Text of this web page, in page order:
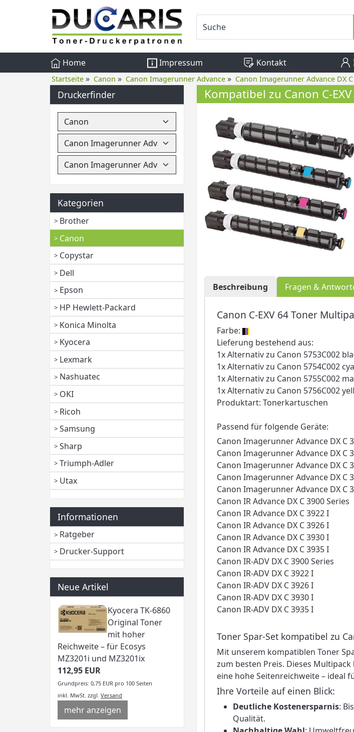
Home Impressum Kontakt
Startseite » Canon » Canon Imagerunner Advance » Canon Imagerunner Advance DX
Druckerfinder
Kategorien
Brother
Canon
Copystar
Dell
Epson
HP Hewlett-Packard
Konica Minolta
Kyocera
Lexmark
Nashuatec
OKI
Ricoh
Samsung
Sharp
Triumph-Adler
Utax
Informationen
Ratgeber
Drucker-Support
Neue Artikel
Kyocera TK-6860
Original Toner
mit hoher
Reichweite – für Ecosys
MZ3201i und MZ3201ix
112,95 EUR
Grundpreis: 0,75 EUR pro 100 Seiten
inkl. MwSt. zzgl. Versand
mehr anzeigen
Kompatibel zu Canon C-
Beschreibung Fragen &
Canon C-EXV 64 Toner
Farbe:
Lieferung bestehend aus:
1x Alternativ zu Canon 5753C002
1x Alternativ zu Canon 5754C002
1x Alternativ zu Canon 5755C002
1x Alternativ zu Canon 5756C002
Produktart: Tonerkartuschen
Passend für folgende Geräte:
Canon Imagerunner Advance DX C
Canon Imagerunner Advance DX C
Canon Imagerunner Advance DX C
Canon Imagerunner Advance DX C
Canon Imagerunner Advance DX C
Canon IR Advance DX C 3900 Series
Canon IR Advance DX C 3922 I
Canon IR Advance DX C 3926 I
Canon IR Advance DX C 3930 I
Canon IR Advance DX C 3935 I
Canon IR-ADV DX C 3900 Series
Canon IR-ADV DX C 3922 I
Canon IR-ADV DX C 3926 I
Canon IR-ADV DX C 3930 I
Canon IR-ADV DX C 3935 I
Toner Spar-Set kompatibel zu
Mit unserem kompatiblen Toner
zum besten Preis. Dieses
eine hohe Seitenreichweite – ideal
Ihre Vorteile auf einen Blick:
Deutliche Kostenersparnis:
Qualität.